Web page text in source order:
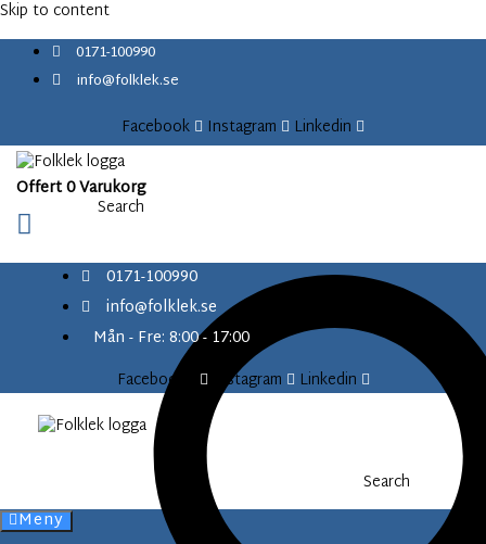
content
Skip to content
0171-100990
info@folklek.se
Facebook Instagram Linkedin
Offert0Varukorg
Search
0171-100990
info@folklek.se
Mån - Fre: 8:00 - 17:00
Facebook-f
Instagram Linkedin
Search
Meny